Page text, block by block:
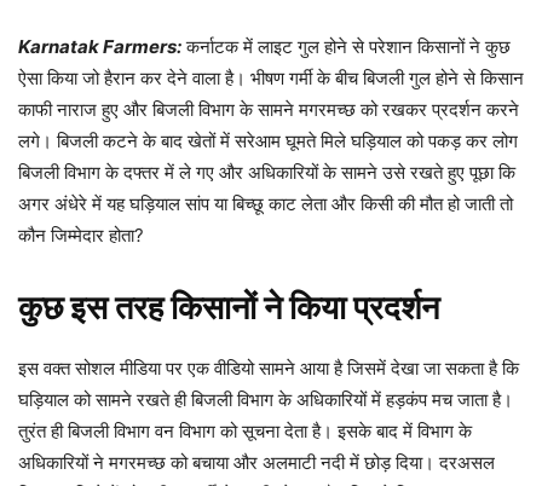
Karnatak Farmers: कर्नाटक में लाइट गुल होने से परेशान किसानों ने कुछ
ऐसा किया जो हैरान कर देने वाला है। भीषण गर्मी के बीच बिजली गुल होने से किसान
काफी नाराज हुए और बिजली विभाग के सामने मगरमच्छ को रखकर प्रदर्शन करने
लगे। बिजली कटने के बाद खेतों में सरेआम घूमते मिले घड़ियाल को पकड़ कर लोग
बिजली विभाग के दफ्तर में ले गए और अधिकारियों के सामने उसे रखते हुए पूछा कि
अगर अंधेरे में यह घड़ियाल सांप या बिच्छू काट लेता और किसी की मौत हो जाती तो
कौन जिम्मेदार होता?
कुछ इस तरह किसानों ने किया प्रदर्शन
इस वक्त सोशल मीडिया पर एक वीडियो सामने आया है जिसमें देखा जा सकता है कि
घड़ियाल को सामने रखते ही बिजली विभाग के अधिकारियों में हड़कंप मच जाता है।
तुरंत ही बिजली विभाग वन विभाग को सूचना देता है। इसके बाद में विभाग के
अधिकारियों ने मगरमच्छ को बचाया और अलमाटी नदी में छोड़ दिया। दरअसल